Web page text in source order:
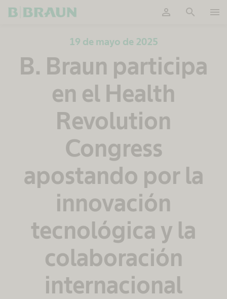
person search menu
19 de mayo de 2025
B. Braun participa
en el Health
Revolution
Congress
apostando por la
innovación
tecnológica y la
colaboración
internacional